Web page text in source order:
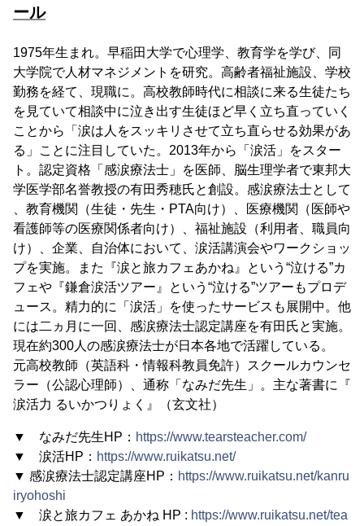
ール
1975年生まれ。早稲田大学で心理学、教育学を学び、同
大学院で人材マネジメントを研究。高齢者福祉施設、学校
勤務を経て、現職に。高校教師時代に相談に来る生徒たち
を見ていて相談中に泣き出す生徒ほど早く立ち直っていく
ことから「涙は人をスッキリさせて立ち直らせる効果があ
る」ことに注目していた。2013年から「涙活」をスター
ト。認定資格「感涙療法士」を医師、脳生理学者で東邦大
学医学部名誉教授の有田秀穂氏と創設。感涙療法士として
、教育機関（生徒・先生・PTA向け）、医療機関（医師や
看護師等の医療関係者向け）、福祉施設（利用者、職員向
け）、企業、自治体において、涙活講演会やワークショッ
プを実施。また『涙と旅カフェあかね』という“泣ける”カ
フェや『鎌倉涙活ツアー』という“泣ける”ツアーもプロデ
ュース。精力的に「涙活」を使ったサービスも展開中。他
には二ヵ月に一回、感涙療法士認定講座を有田氏と実施。
現在約300人の感涙療法士が日本各地で活躍している。
元高校教師（英語科・情報科教員免許）スクールカウンセ
ラー（公認心理師）、通称「なみだ先生」。主な著書に『
涙活力 るいかつりょく』（玄文社）
▼ なみだ先生HP： https://www.tearsteacher.com/
▼ 涙活HP： https://www.ruikatsu.net/
▼ 感涙療法士認定講座HP： https://www.ruikatsu.net/kanru
iryohoshi
▼ 涙と旅カフェ あかね HP : https://www.ruikatsu.net/tea